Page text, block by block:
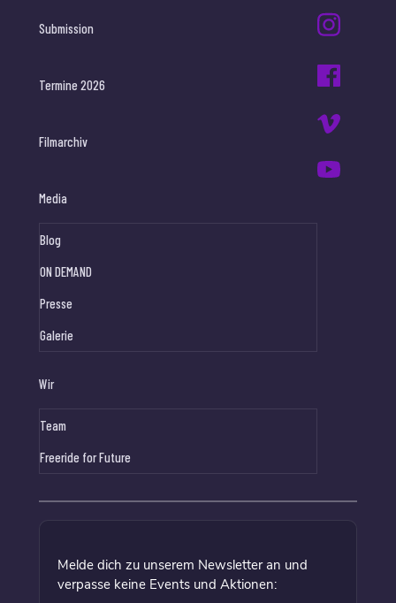
Submission
Termine 2026
Filmarchiv
Media
Blog
ON DEMAND
Presse
Galerie
Wir
Team
Freeride for Future
Melde dich zu unserem Newsletter an und
verpasse keine Events und Aktionen: